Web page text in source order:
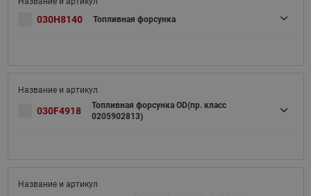
030H8140 Топливная форсунка
030F4918
Топливная форсунка OD(пр. класс
0205902813)